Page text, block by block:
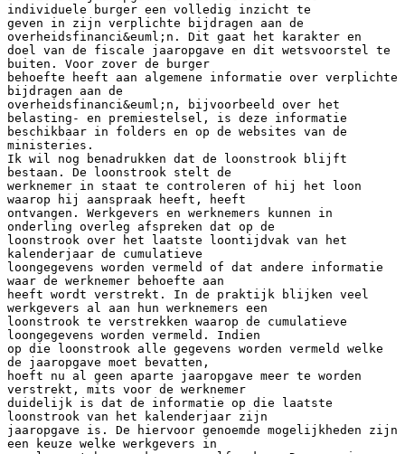
individuele burger een volledig inzicht te
geven in zijn verplichte bijdragen aan de
overheidsfinanci&euml;n. Dit gaat het karakter en
doel van de fiscale jaaropgave en dit wetsvoorstel te
buiten. Voor zover de burger
behoefte heeft aan algemene informatie over verplichte
bijdragen aan de
overheidsfinanci&euml;n, bijvoorbeeld over het
belasting- en premiestelsel, is deze informatie
beschikbaar in folders en op de websites van de
ministeries.
Ik wil nog benadrukken dat de loonstrook blijft
bestaan. De loonstrook stelt de
werknemer in staat te controleren of hij het loon
waarop hij aanspraak heeft, heeft
ontvangen. Werkgevers en werknemers kunnen in
onderling overleg afspreken dat op de
loonstrook over het laatste loontijdvak van het
kalenderjaar de cumulatieve
loongegevens worden vermeld of dat andere informatie
waar de werknemer behoefte aan
heeft wordt verstrekt. In de praktijk blijken veel
werkgevers al aan hun werknemers een
loonstrook te verstrekken waarop de cumulatieve
loongegevens worden vermeld. Indien
op die loonstrook alle gegevens worden vermeld welke
de jaaropgave moet bevatten,
hoeft nu al geen aparte jaaropgave meer te worden
verstrekt, mits voor de werknemer
duidelijk is dat de informatie op die laatste
loonstrook van het kalenderjaar zijn
jaaropgave is. De hiervoor genoemde mogelijkheden zijn
een keuze welke werkgevers in